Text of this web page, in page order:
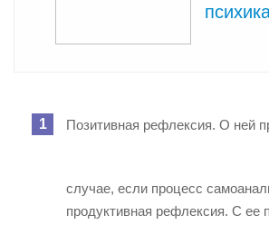
Позитивная рефлексия. О ней
случае, если процесс
продуктивная рефлексия. С ее